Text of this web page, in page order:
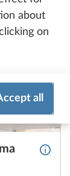
about
on
all
Más